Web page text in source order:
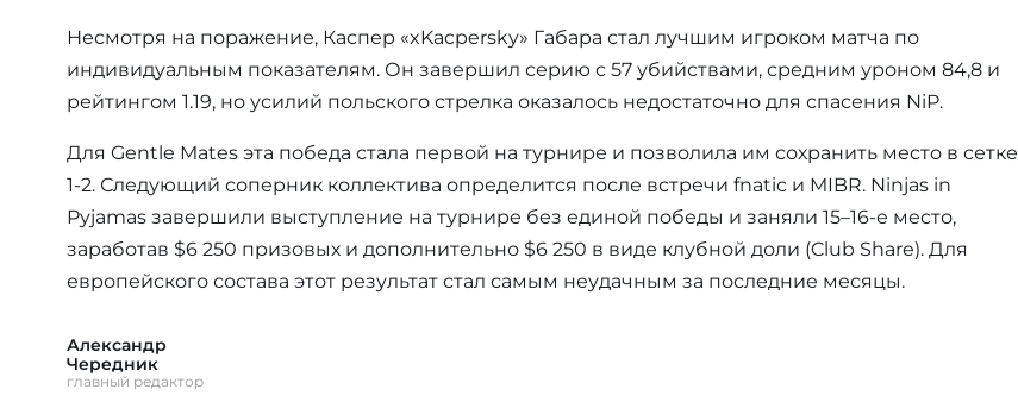
Несмотря на поражение, Каспер «xKacpersky» Габара стал лучшим игроком матча по
индивидуальным показателям. Он завершил серию с 57 убийствами, средним уроном 84,8 и
рейтингом 1.19, но усилий польского стрелка оказалось недостаточно для спасения NiP.
Для Gentle Mates эта победа стала первой на турнире и позволила им сохранить место в сетке
1-2. Следующий соперник коллектива определится после встречи fnatic и MIBR. Ninjas in
Pyjamas завершили выступление на турнире без единой победы и заняли 15–16-е место,
заработав $6 250 призовых и дополнительно $6 250 в виде клубной доли (Club Share). Для
европейского состава этот результат стал самым неудачным за последние месяцы.
Александр
Чередник
главный редактор